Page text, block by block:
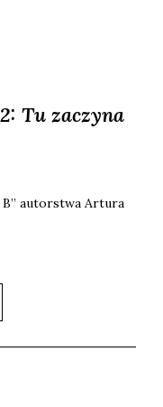
Tu zaczyna
B” autor­stwa Artu­ra